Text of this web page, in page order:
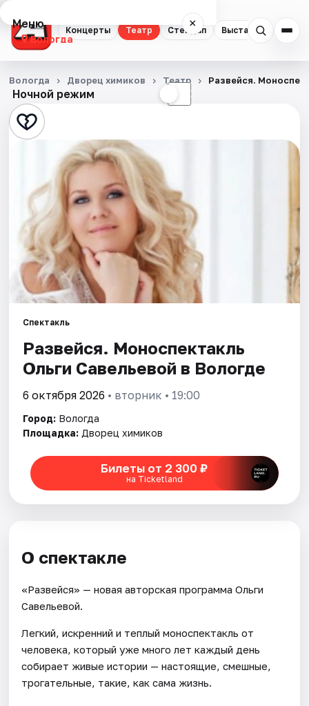
Концерты Театр Стендап Выставки Спорт
Меню ×
Вологда
Концерты
Театр
Стендап
Выставки
Спорт
События
Города
Артисты
Рейтинги
Ночной режим ☾
Вологда Дворец химиков Театр Развейся.
Спектакль
Развейся. Моноспектакль
Ольги Савельевой в Вологде
6 октября 2026 • вторник • 19:00
Город: Вологда
Площадка: Дворец химиков
Билеты от 2 300 ₽
на Ticketland
О спектакле
«Развейся» — новая авторская программа Ольги
Савельевой.
Легкий, искренний и теплый моноспектакль от
человека, который уже много лет каждый день
собирает живые истории — настоящие, смешные,
трогательные, такие, как сама жизнь.